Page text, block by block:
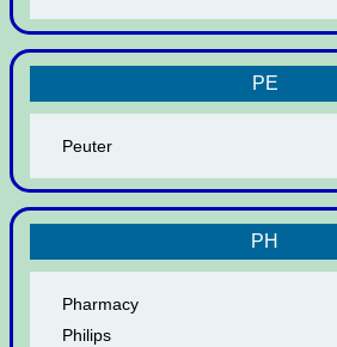
PE
Peuter
PH
Pharmacy
Philips